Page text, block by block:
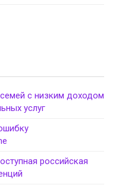
с низким доходом
услуг
российская